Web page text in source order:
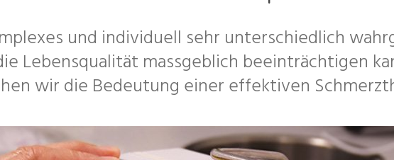
&
und individuell sehr unterschiedlich
Lebensqualität massgeblich beeinträchtigen
wir die Bedeutung einer effektiven